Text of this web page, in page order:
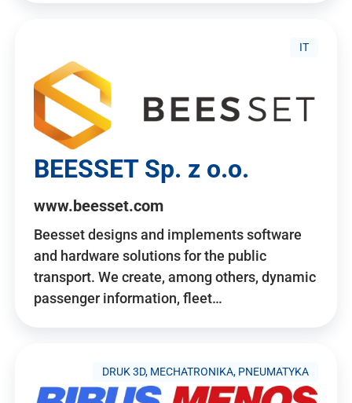
IT
BEESSET Sp. z o.o.
www.beesset.com
Beesset designs and implements software
and hardware solutions for the public
transport. We create, among others, dynamic
passenger information, fleet…
DRUK 3D, MECHATRONIKA, PNEUMATYKA